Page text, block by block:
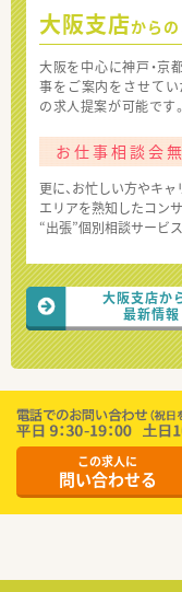
大阪支店からの
大阪を中心に神戸・京
事をご案内をさせてい
の求人提案が可能です。
お仕事相談会
更に、お忙しい方やキ
エリアを熟知したコン
“出張”個別相談サービ
大阪支店か
最新情報
この求人に
問い合わせる